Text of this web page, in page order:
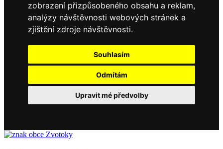
zobrazení přizpůsobeného obsahu a reklam,
analýzy návštěvnosti webových stránek a
zjištění zdroje návštěvnosti.
Souhlasím
Odmítám
Upravit mé předvolby